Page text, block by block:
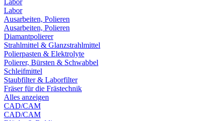
Labor
Labor
Ausarbeiten, Polieren
Ausarbeiten, Polieren
Diamantpolierer
Strahlmittel & Glanzstrahlmittel
Polierpasten & Elektrolyte
Polierer, Bürsten & Schwabbel
Schleifmittel
Staubfilter & Laborfilter
Fräser für die Frästechnik
Alles anzeigen
CAD/CAM
CAD/CAM